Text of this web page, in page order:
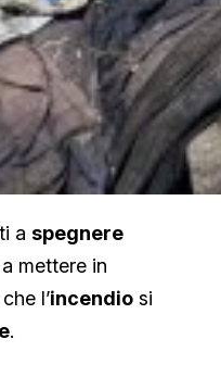
a spegnere
mettere in
l’incendio si
.